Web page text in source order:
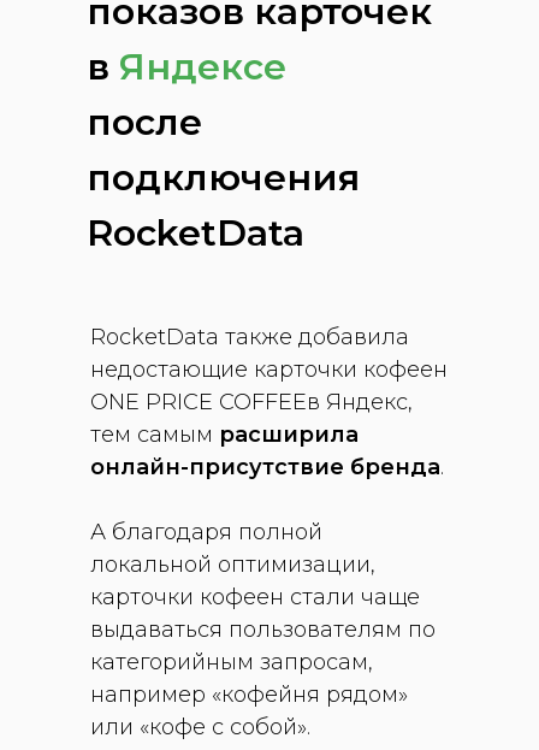
показов карточек
в Яндексе
после
подключения
RocketData
RocketData также добавила
недостающие карточки кофеен
ONE PRICE COFFEEв Яндекс,
тем самым расширила
онлайн-присутствие бренда.
А благодаря полной
локальной оптимизации,
карточки кофеен стали чаще
выдаваться пользователям по
категорийным запросам,
например «кофейня рядом»
или «кофе с собой».